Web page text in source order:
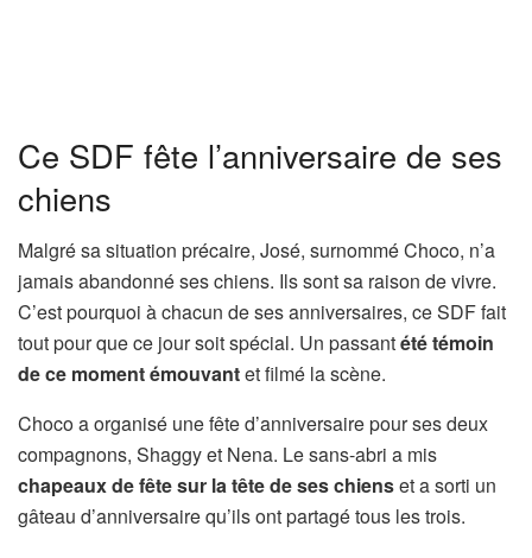
Ce SDF fête l’anniversaire de ses
chiens
Malgré sa situation précaire, José, surnommé Choco, n’a
jamais abandonné ses chiens. Ils sont sa raison de vivre.
C’est pourquoi à chacun de ses anniversaires, ce SDF fait
tout pour que ce jour soit spécial. Un passantété témoin
de ce moment émouvantet filmé la scène.
Choco a organisé une fête d’anniversaire pour ses deux
compagnons, Shaggy et Nena. Le sans-abri a mis
chapeaux de fête sur la tête de ses chienset a sorti un
gâteau d’anniversaire qu’ils ont partagé tous les trois.